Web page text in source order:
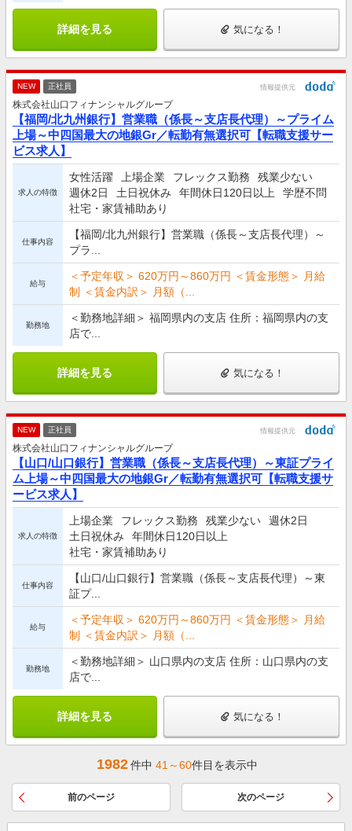
詳細を見る 気になる！
NEW 正社員 情報提供元
株式会社山口フィナンシャルグループ
【福岡/北九州銀行】営業職（係長～支店長代理）～プライム
上場～中四国最大の地銀Gr／転勤有無選択可【転職支援サー
ビス求人】
求人の特徴
女性活躍 上場企業 フレックス勤務
残業少ない
週休2日
土日祝休み 年間休日120日以上
学歴不問
社宅・家賃補助あり
仕事内容
【福岡/北九州銀行】営業職（係長～支店長代理）～
プラ...
給与
＜予定年収＞ 620万円～860万円 ＜賃金形態＞ 月給
制 ＜賃金内訳＞ 月額（...
勤務地
＜勤務地詳細＞ 福岡県内の支店 住所：福岡県内の支
店で...
詳細を見る 気になる！
NEW 正社員 情報提供元
株式会社山口フィナンシャルグループ
【山口/山口銀行】営業職（係長～支店長代理）～東証プライ
ム上場～中四国最大の地銀Gr／転勤有無選択可【転職支援サ
ービス求人】
求人の特徴
上場企業 フレックス勤務 残業少ない
週休2日
土日祝休み
年間休日120日以上
社宅・家賃補助あり
仕事内容
【山口/山口銀行】営業職（係長～支店長代理）～東
証プ...
給与
＜予定年収＞ 620万円～860万円 ＜賃金形態＞ 月給
制 ＜賃金内訳＞ 月額（...
勤務地
＜勤務地詳細＞ 山口県内の支店 住所：山口県内の支
店で...
詳細を見る 気になる！
1982件中 41～60件目を表示中
前のページ 次のページ